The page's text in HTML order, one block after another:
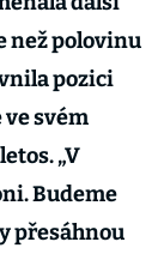
než polovinu
pozici
svém
„V
Budeme
přesáhnou